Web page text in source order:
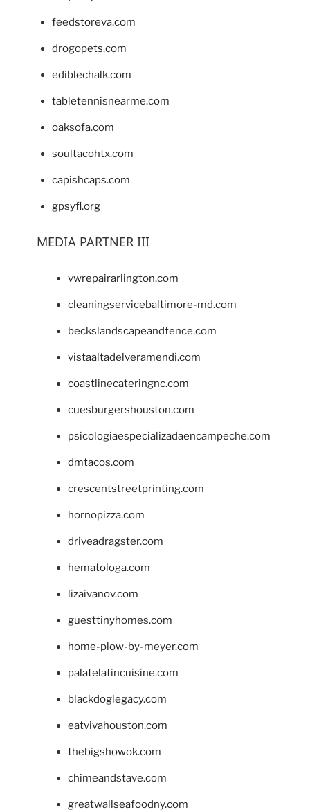
feedstoreva.com
drogopets.com
ediblechalk.com
tabletennisnearme.com
oaksofa.com
soultacohtx.com
capishcaps.com
gpsyfl.org
MEDIA PARTNER III
vwrepairarlington.com
cleaningservicebaltimore-md.com
beckslandscapeandfence.com
vistaaltadelveramendi.com
coastlinecateringnc.com
cuesburgershouston.com
psicologiaespecializadaencampeche.com
dmtacos.com
crescentstreetprinting.com
hornopizza.com
driveadragster.com
hematologa.com
lizaivanov.com
guesttinyhomes.com
home-plow-by-meyer.com
palatelatincuisine.com
blackdoglegacy.com
eatvivahouston.com
thebigshowok.com
chimeandstave.com
greatwallseafoodny.com